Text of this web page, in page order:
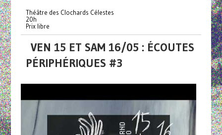
Théâtre des Clochards Célestes
20h
Prix libre
VEN 15 ET SAM 16/05 : ÉCOUTES
PÉRIPHÉRIQUES #3